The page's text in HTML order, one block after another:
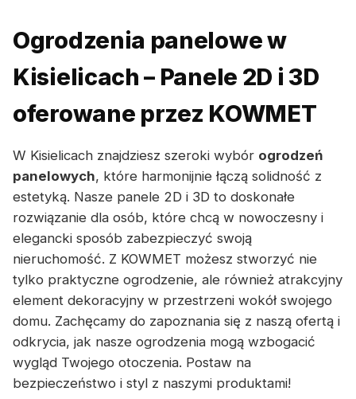
Ogrodzenia panelowe w
Kisielicach – Panele 2D i 3D
oferowane przez KOWMET
W Kisielicach znajdziesz szeroki wybór ogrodzeń
panelowych, które harmonijnie łączą solidność z
estetyką. Nasze panele 2D i 3D to doskonałe
rozwiązanie dla osób, które chcą w nowoczesny i
elegancki sposób zabezpieczyć swoją
nieruchomość. Z KOWMET możesz stworzyć nie
tylko praktyczne ogrodzenie, ale również atrakcyjny
element dekoracyjny w przestrzeni wokół swojego
domu. Zachęcamy do zapoznania się z naszą ofertą i
odkrycia, jak nasze ogrodzenia mogą wzbogacić
wygląd Twojego otoczenia. Postaw na
bezpieczeństwo i styl z naszymi produktami!